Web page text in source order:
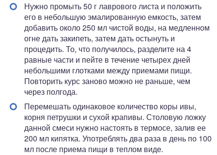
Нужно промыть 50 г лаврового листа и положить
его в небольшую эмалированную емкость, затем
добавить около 250 мл чистой воды, на медленном
огне дать закипеть, затем дать остынуть и
процедить. То, что получилось, разделите на 4
равные части и пейте в течение четырех дней
небольшими глотками между приемами пищи.
Повторить курс заново можно не раньше, чем
через полгода.
Перемешать одинаковое количество коры ивы,
корня петрушки и сухой крапивы. Столовую ложку
данной смеси нужно настоять в термосе, залив ее
200 мл кипятка. Употреблять два раза в день по 100
мл после приема пищи в теплом виде.